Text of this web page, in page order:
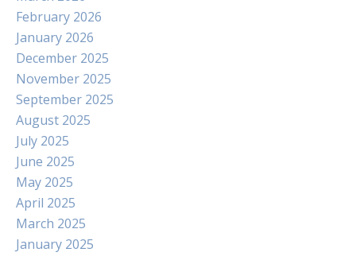
February 2026
January 2026
December 2025
November 2025
September 2025
August 2025
July 2025
June 2025
May 2025
April 2025
March 2025
January 2025